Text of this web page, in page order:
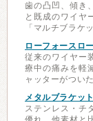
歯の凸凹、傾き
と既成のワイヤ
「マルチブラケ
ローフォースロ
従来のワイヤー
療中の痛みを軽
ャッターがつい
メタルブラケット
ステンレス・チ